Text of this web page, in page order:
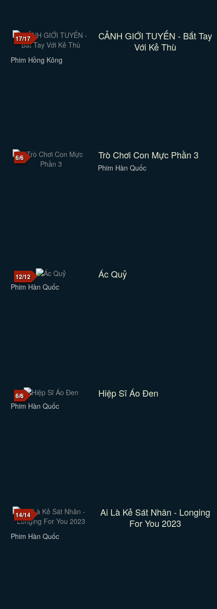
17/17
CẢNH GIỚI TUYẾN - Bắt Tay
Với Kẻ Thù
Phim Hồng Kông
6/6 Trò Chơi Con Mực Phần 3
Phim Hàn Quốc
12/12 Ác Quỷ
Phim Hàn Quốc
6/6 Hiệp Sĩ Áo Đen
Phim Hàn Quốc
14/14
Ai Là Kẻ Sát Nhân - Longing
For You 2023
Phim Hàn Quốc